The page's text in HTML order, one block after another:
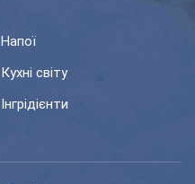
Напої
Кухні світу
Інгрідієнти